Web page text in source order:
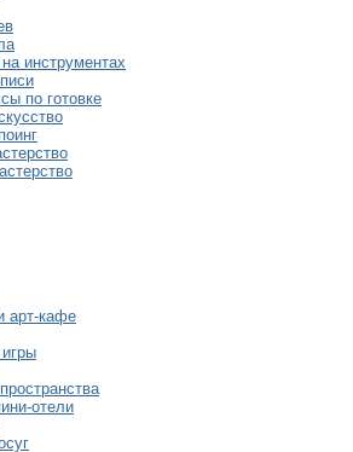
инструментах
по готовке
арт-кафе
отели